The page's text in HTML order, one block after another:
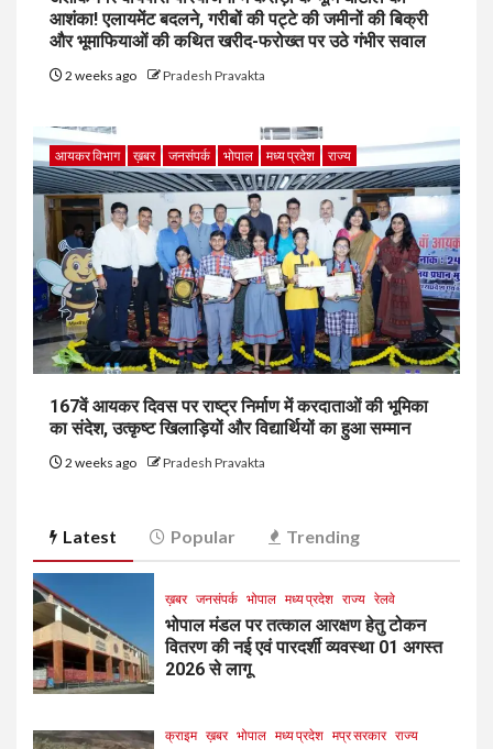
आशंका! एलायमेंट बदलने, गरीबों की पट्टे की जमीनों की बिक्री
और भूमाफियाओं की कथित खरीद-फरोख्त पर उठे गंभीर सवाल
2 weeks ago Pradesh Pravakta
आयकर विभाग ख़बर जनसंपर्क भोपाल मध्य प्रदेश राज्य
167वें आयकर दिवस पर राष्ट्र निर्माण में करदाताओं की भूमिका
का संदेश, उत्कृष्ट खिलाड़ियों और विद्यार्थियों का हुआ सम्मान
2 weeks ago Pradesh Pravakta
Latest Popular Trending
ख़बर जनसंपर्क भोपाल मध्य प्रदेश राज्य रेलवे
भोपाल मंडल पर तत्काल आरक्षण हेतु टोकन
वितरण की नई एवं पारदर्शी व्यवस्था 01 अगस्त
2026 से लागू
क्राइम ख़बर भोपाल मध्य प्रदेश मप्र सरकार राज्य